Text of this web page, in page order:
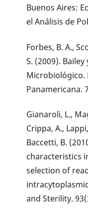
Buenos Aires:
el Análisis de
Forbes, B. A.,
S. (2009).
Microbiológico.
Panamericana.
Gianaroli, L.,
Crippa, A.,
Baccetti, B.
characteristics
selection of
and Sterility.